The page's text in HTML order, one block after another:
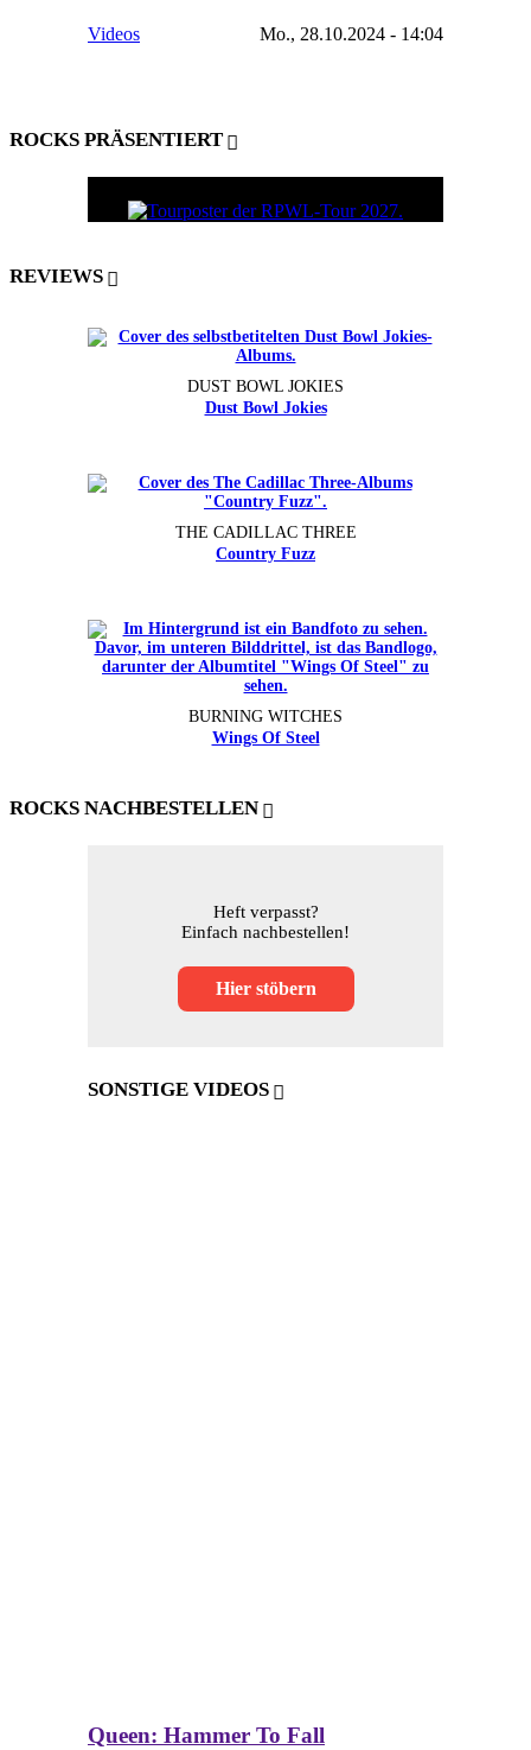
Videos Mo., 28.10.2024 - 14:04
ROCKS PRÄSENTIERT
REVIEWS
DUST BOWL JOKIES
Dust Bowl Jokies
THE CADILLAC THREE
Country Fuzz
BURNING WITCHES
Wings Of Steel
ROCKS NACHBESTELLEN
Heft verpasst?
Einfach nachbestellen!
Hier stöbern
SONSTIGE VIDEOS
Queen: Hammer To Fall